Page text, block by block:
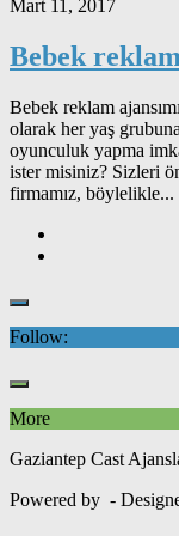
Mart 11, 2017
Bebek
Bebek reklam
olarak her yaş
oyunculuk yapma
ister misiniz? Sizleri
firmamız, böylelikle...
Follow:
More
Gaziantep Cast
Powered by -